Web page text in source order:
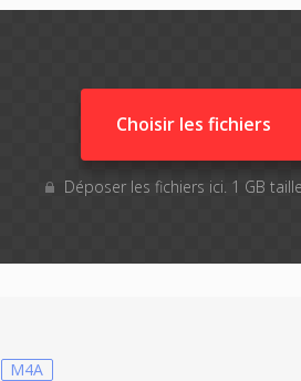
Choisir les fichiers
Déposer les fichiers ici. 1 GB
M4A